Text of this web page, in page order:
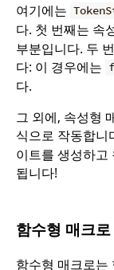
여기에는
다. 첫 번째는 속
부분입니다. 두
다: 이 경우에는
다.
그 외에, 속성형
식으로 작동합니
이트를 생성하고
됩니다!
함수형 매크로
함수형 매크로는